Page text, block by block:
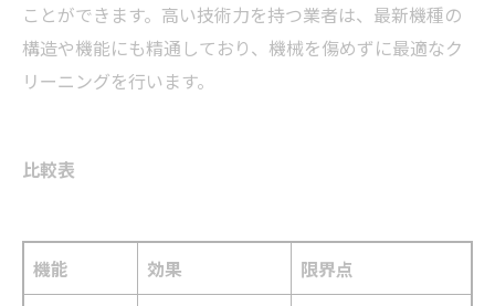
ことができます。高い技術力を持つ業者は、最新機種の
構造や機能にも精通しており、機械を傷めずに最適なク
リーニングを行います。
比較表
機能 効果
限界点